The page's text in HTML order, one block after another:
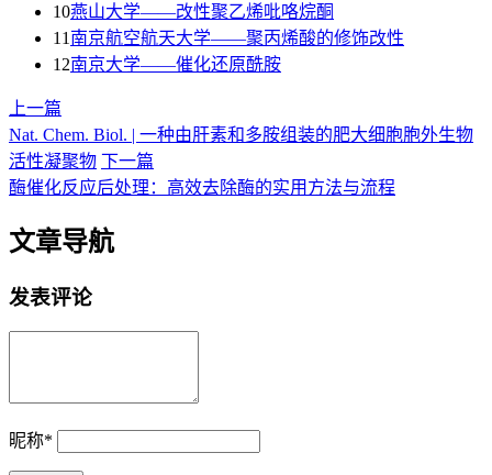
10燕山大学——改性聚乙烯吡咯烷酮
11 南京航空航天大学——聚丙烯酸的修饰改性
12南京大学——催化还原酰胺
上一篇
Nat. Chem. Biol. | 一种由肝素和多胺组装的肥大细胞胞外生物
活性凝聚物 下一篇
酶催化反应后处理：高效去除酶的实用方法与流程
文章导航
发表评论
昵称*